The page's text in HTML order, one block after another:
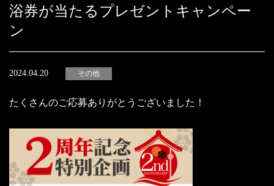
浴券が当たるプレゼントキャンペー
ン
2024.04.20 その他
たくさんのご応募ありがとうございました！